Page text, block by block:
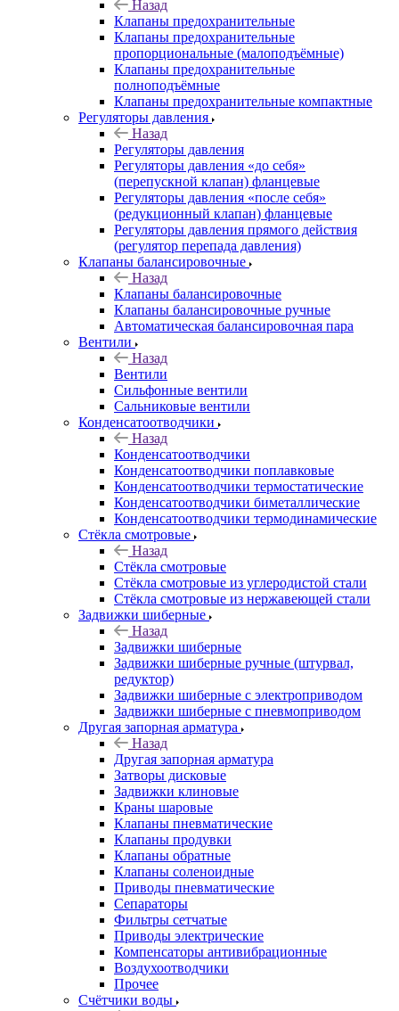
Назад
Клапаны предохранительные
Клапаны предохранительные
пропорциональные (малоподъёмные)
Клапаны предохранительные
полноподъёмные
Клапаны предохранительные компактные
Регуляторы давления
Назад
Регуляторы давления
Регуляторы давления «до себя»
(перепускной клапан) фланцевые
Регуляторы давления «после себя»
(редукционный клапан) фланцевые
Регуляторы давления прямого действия
(регулятор перепада давления)
Клапаны балансировочные
Назад
Клапаны балансировочные
Клапаны балансировочные ручные
Автоматическая балансировочная пара
Вентили
Назад
Вентили
Сильфонные вентили
Сальниковые вентили
Конденсатоотводчики
Назад
Конденсатоотводчики
Конденсатоотводчики поплавковые
Конденсатоотводчики термостатические
Конденсатоотводчики биметаллические
Конденсатоотводчики термодинамические
Стёкла смотровые
Назад
Стёкла смотровые
Стёкла смотровые из углеродистой стали
Стёкла смотровые из нержавеющей стали
Задвижки шиберные
Назад
Задвижки шиберные
Задвижки шиберные ручные (штурвал,
редуктор)
Задвижки шиберные с электроприводом
Задвижки шиберные с пневмоприводом
Другая запорная арматура
Назад
Другая запорная арматура
Затворы дисковые
Задвижки клиновые
Краны шаровые
Клапаны пневматические
Клапаны продувки
Клапаны обратные
Клапаны соленоидные
Приводы пневматические
Сепараторы
Фильтры сетчатые
Приводы электрические
Компенсаторы антивибрационные
Воздухоотводчики
Прочее
Счётчики воды